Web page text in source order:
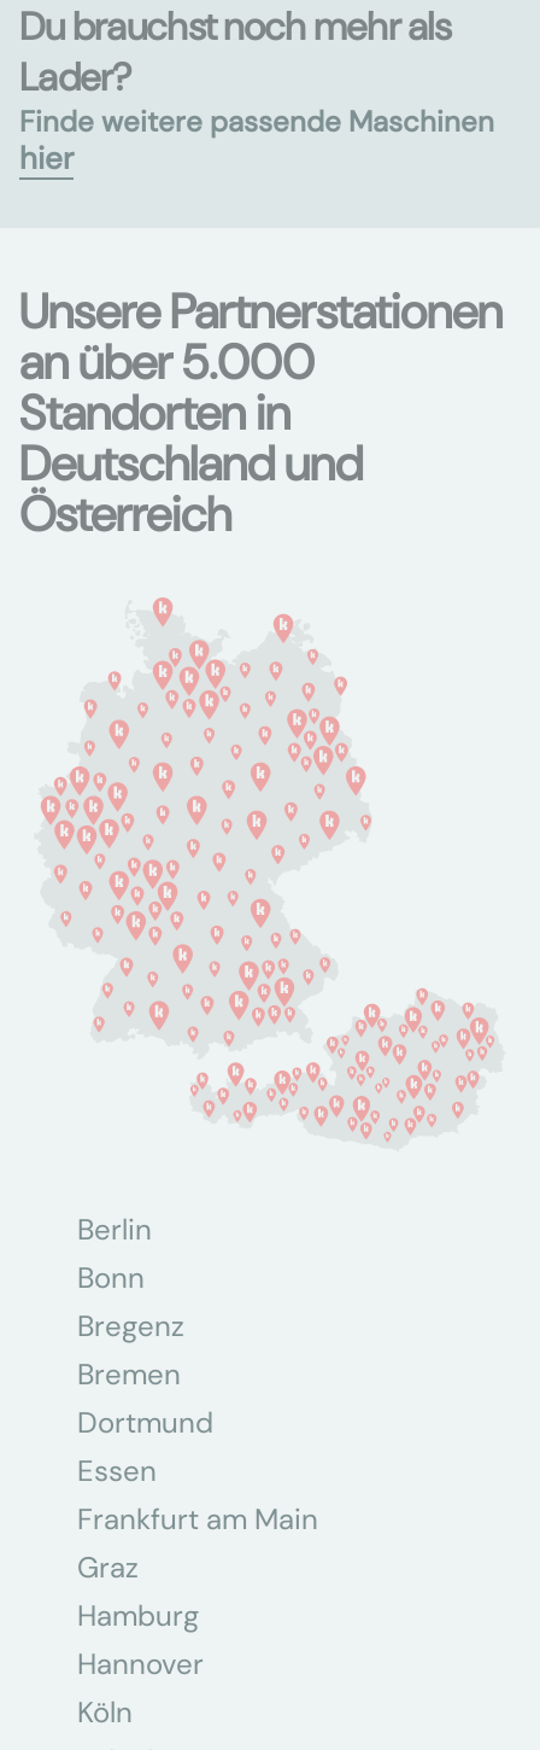
Du brauchst noch mehr als
Lader?
Finde weitere passende Maschinen
hier
Unsere Partnerstationen
an über 5.000
Standorten in
Deutschland und
Österreich
Berlin
Bonn
Bregenz
Bremen
Dortmund
Essen
Frankfurt am Main
Graz
Hamburg
Hannover
Köln